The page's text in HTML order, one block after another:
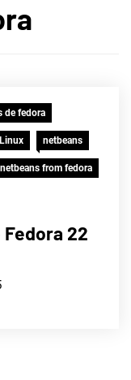
de fedora
Linux netbeans
from fedora
22